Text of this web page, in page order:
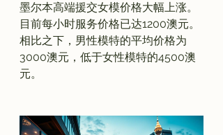
墨尔本高端援交女模价格大幅上涨。
目前每小时服务价格已达1200澳元。
相比之下，男性模特的平均价格为
3000澳元，低于女性模特的4500澳
元。